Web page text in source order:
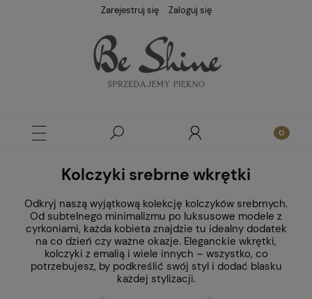
Zarejestruj się Zaloguj się
Kolczyki srebrne wkrętki
Odkryj naszą wyjątkową kolekcję kolczyków srebrnych.
Od subtelnego minimalizmu po luksusowe modele z
cyrkoniami, każda kobieta znajdzie tu idealny dodatek
na co dzień czy ważne okazje. Eleganckie wkrętki,
kolczyki z emalią i wiele innych – wszystko, co
potrzebujesz, by podkreślić swój styl i dodać blasku
każdej stylizacji.